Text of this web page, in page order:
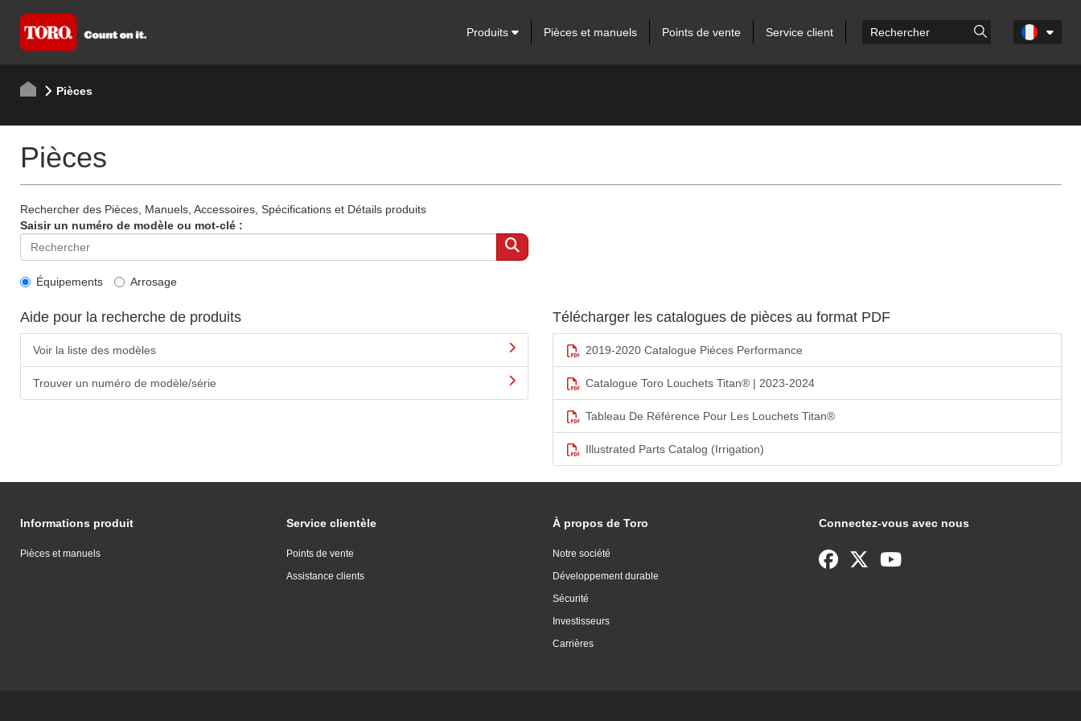
Produits Pièces et manuels Points de vente Service client
Pièces
Pièces
Rechercher des Pièces, Manuels, Accessoires, Spécifications et Détails produits
Saisir un numéro de modèle ou mot-clé :
Équipements Arrosage
Aide pour la recherche de produits
Voir la liste des modèles
Trouver un numéro de modèle/série
Télécharger les catalogues de pièces au format PDF
2019-2020 Catalogue Piéces Performance
Catalogue Toro Louchets Titan® | 2023-2024
Tableau De Référence Pour Les Louchets Titan®
Illustrated Parts Catalog (Irrigation)
Informations produit
Pièces et manuels
Service clientèle
Points de vente
Assistance clients
À propos de Toro
Notre société
Développement durable
Sécurité
Investisseurs
Carrières
Connectez-vous avec nous